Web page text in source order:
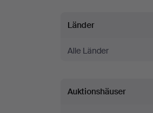
Collection
of
Literature
Länder
Alle Länder
Auktionshäuser